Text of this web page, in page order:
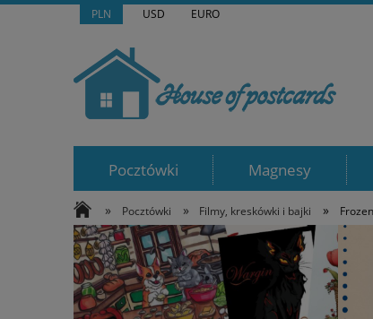
PLN USD EURO
Pocztówki Magnesy
» Pocztówki » Filmy, kreskówki i bajki » Frozen